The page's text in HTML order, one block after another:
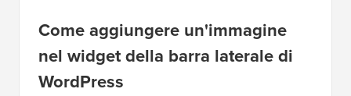
Come aggiungere un'immagine
nel widget della barra laterale di
WordPress